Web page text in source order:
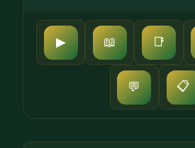
▶ 📖 📑
💬 📋